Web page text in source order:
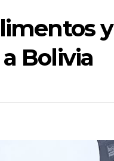
y
Bolivia